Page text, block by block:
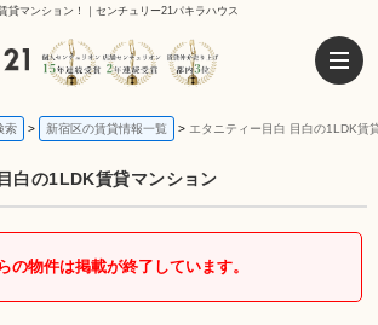
貸マンション！｜センチュリー21パキラハウス
索 新宿区の賃貸情報一覧 エタニティー目白 目白の1LDK賃
目白の1LDK賃貸マンション
の物件は掲載が終了しています。